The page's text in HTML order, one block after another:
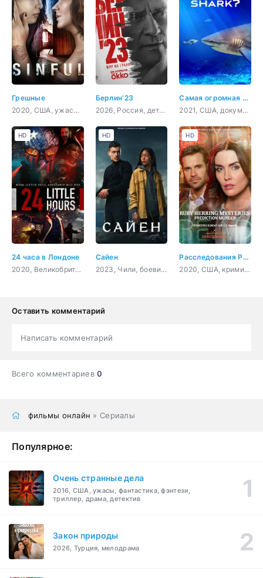
Грешные
2020, США, ужасы, триллер
Берлин'23
2026, Россия, детектив
Самая огромная акула-бык
2021, США, документальный
24 часа в Лондоне
2020, Великобритания, боевик, триллер, драма, криминал
HD
Сайен
2023, Чили, боевик, триллер
HD
Расследования Руби Херринг: Предсказание убийства
2020, США, криминал, детектив
HD
Оставить комментарий
Написать комментарий
Всего комментариев0
фильмы онлайн » Сериалы
Популярное:
Очень странные дела
2016, США, ужасы, фантастика, фэнтези,
триллер, драма, детектив
Закон природы
2026, Турция, мелодрама